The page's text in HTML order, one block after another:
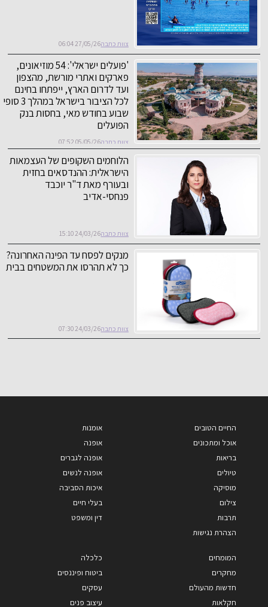
צוות כתבה27/05/26 06:04
'פועלים ישראלי': 54 מוזיאונים,
פארקים ואתרי מורשת, מהצפון
ועד לדרום הארץ, ייפתחו בחינם
לכל הציבור בישראל במהלך 3 סופי
שבוע בחודש מאי, בחסות בנק
הפועלים
צוות כתבה05/05/26 07:52
הלוחמים השקופים של העצמאות
הישראלית: ההנדסאים בחזית
ובעורף מאת ד"ר יוכבד
פנחסי-אדיב
צוות כתבה24/03/26 15:10
מנקים לפסח עד הפינה האחרונה?
כך לא תהרסו את המשטחים בבית
צוות כתבה24/03/26 07:30
החיים הטובים
אוכל ומתכונים
בריאות
טיולים
מוסיקה
צילום
תרבות
הצהרת נגישות
אומנות
אופנה
אופנה לגברים
אופנה לנשים
איכות הסביבה
בעלי חיים
דין ומשפט
המומחים
מחקרים
חדשות מהעולם
חקלאות
כלכלה
ביטוח ופיננסים
עסקים
עיצוב פנים